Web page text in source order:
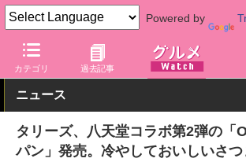
Powered by
カテゴリ 過去記事
グルメ Watch 店舗 カフェ タリーズ
ニュース
タリーズ、八天堂コラボ第2弾の「
パン」発売。冷やしておいしいさ